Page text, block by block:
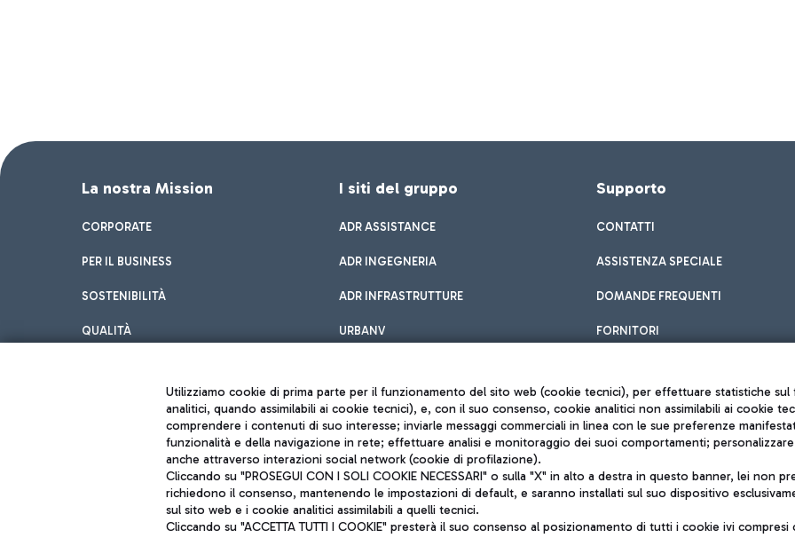
La nostra Mission
CORPORATE
PER IL BUSINESS
SOSTENIBILITÀ
QUALITÀ
I siti del gruppo
ADR ASSISTANCE
ADR INGEGNERIA
ADR INFRASTRUTTURE
URBANV
Supporto
CONTATTI
ASSISTENZA SPECIALE
DOMANDE FREQUENTI
FORNITORI
Aeroporti di Roma S.p.A. - Società soggetta a direzione e coordinamento di Mundys S.p.A.
Codice fiscale e Registro delle Imprese di Roma 13032990155 P. IVA 06572251004
Note legali
Mappa sito
Accessibilità
Utilizziamo cookie di prima parte per il funzionamento del sito web (cookie tecnici), per effettuare statistiche
analitici, quando assimilabili ai cookie tecnici), e, con il suo consenso, cookie analitici non assimilabili ai cookie
comprendere i contenuti di suo interesse; inviarle messaggi commerciali in linea con le sue preferenze
funzionalità e della navigazione in rete; effettuare analisi e monitoraggio dei suoi comportamenti;
anche attraverso interazioni social network (cookie di profilazione).
Cliccando su "PROSEGUI CON I SOLI COOKIE NECESSARI" o sulla "X" in alto a destra in questo banner, lei non
richiedono il consenso, mantenendo le impostazioni di default, e saranno installati sul suo dispositivo
sul sito web e i cookie analitici assimilabili a quelli tecnici.
Cliccando su "ACCETTA TUTTI I COOKIE" presterà il suo consenso al posizionamento di tutti i cookie ivi